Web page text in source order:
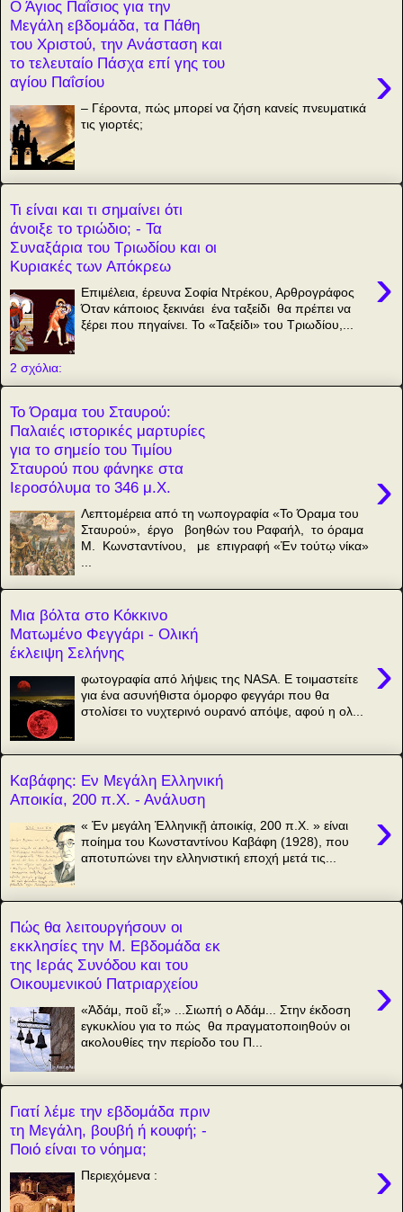
Ο Άγιος Παΐσιος για την
Μεγάλη εβδομάδα, τα Πάθη
του Χριστού, την Ανάσταση και
το τελευταίο Πάσχα επί γης του
αγίου Παΐσίου
›
– Γέροντα, πώς μπορεί να ζήση κανείς πνευματικά
τις γιορτές;
Τι είναι και τι σημαίνει ότι
άνοιξε το τριώδιο; - Τα
Συναξάρια του Τριωδίου και οι
Κυριακές των Απόκρεω
›
Επιμέλεια, έρευνα Σοφία Ντρέκου, Αρθρογράφος
Όταν κάποιος ξεκινάει ένα ταξείδι θα πρέπει να
ξέρει που πηγαίνει. Το «Ταξείδι» του Τριωδίου,...
2 σχόλια:
Το Όραμα του Σταυρού:
Παλαιές ιστορικές μαρτυρίες
για το σημείο του Τιμίου
Σταυρού που φάνηκε στα
Ιεροσόλυμα το 346 μ.Χ.
›
Λεπτομέρεια από τη νωπογραφία «Το Όραμα του
Σταυρού», έργο βοηθών του Ραφαήλ, το όραμα
Μ. Κωνσταντίνου, με επιγραφή «Ἐν τούτῳ νίκα»
Μια βόλτα στο Κόκκινο
Ματωμένο Φεγγάρι - Ολική
έκλειψη Σελήνης
›
φωτογραφία από λήψεις της NASA. Ε τοιμαστείτε
για ένα ασυνήθιστα όμορφο φεγγάρι που θα
στολίσει το νυχτερινό ουρανό απόψε, αφού η ολ...
Καβάφης: Εν Μεγάλη Ελληνική
Αποικία, 200 π.Χ. - Ανάλυση
›
« Ἐν μεγάλη Ἑλληνικῇ ἀποικίᾳ, 200 π.Χ. » είναι
ποίημα του Κωνσταντίνου Καβάφη (1928), που
αποτυπώνει την ελληνιστική εποχή μετά τις...
Πώς θα λειτουργήσουν οι
εκκλησίες την Μ. Εβδομάδα εκ
της Ιεράς Συνόδου και του
Οικουμενικού Πατριαρχείου
›
«Ἀδάμ, ποῦ εἶ;» ...Σιωπή ο Αδάμ... Στην έκδοση
εγκυκλίου για το πώς θα πραγματοποιηθούν οι
ακολουθίες την περίοδο του Π...
Γιατί λέμε την εβδομάδα πριν
τη Μεγάλη, βουβή ή κουφή; -
Ποιό είναι το νόημα;
›
Περιεχόμενα :